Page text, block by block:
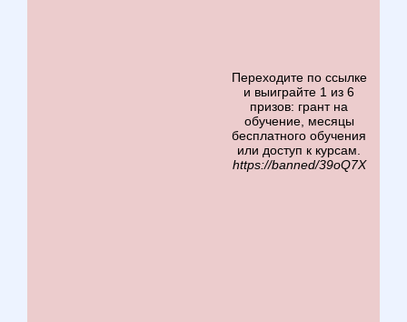
Переходите по ссылке
и выиграйте 1 из 6
призов: грант на
обучение, месяцы
бесплатного обучения
или доступ к курсам.
https://banned/39oQ7X